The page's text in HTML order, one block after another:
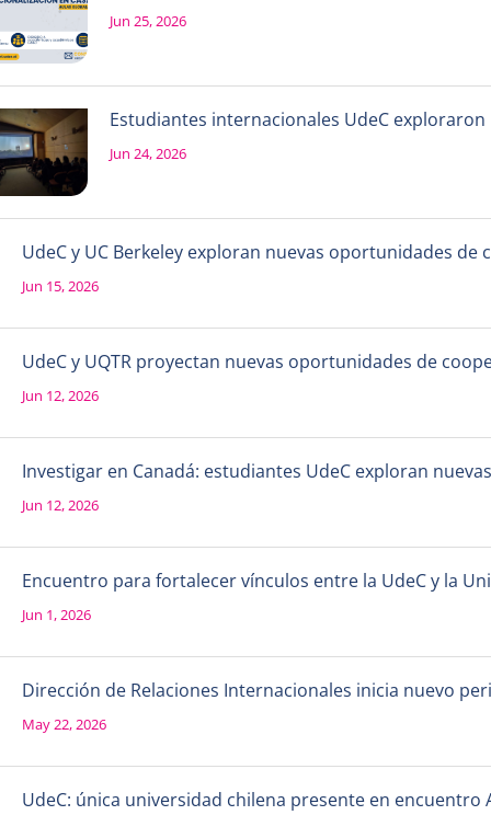
Jun 25, 2026
Estudiantes internacionales UdeC
Jun 24, 2026
UdeC y UC Berkeley exploran nuevas oportunidades de
Jun 15, 2026
UdeC y UQTR proyectan nuevas oportunidades de
Jun 12, 2026
Investigar en Canadá: estudiantes UdeC exploran
Jun 12, 2026
Encuentro para fortalecer vínculos entre la UdeC y la
Jun 1, 2026
Dirección de Relaciones Internacionales inicia nuevo
May 22, 2026
UdeC: única universidad chilena presente en